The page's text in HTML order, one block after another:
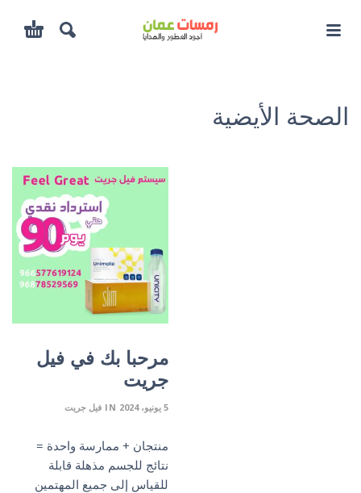
الصحة الأيضية
مرحبا بك في فيل
جريت
5 يونيو، 2024 IN فيل جريت
منتجان + ممارسة واحدة =
نتائج للجسم مذهلة قابلة
للقياس إلى جميع المهتمين